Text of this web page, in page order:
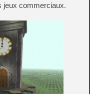
jeux commerciaux.